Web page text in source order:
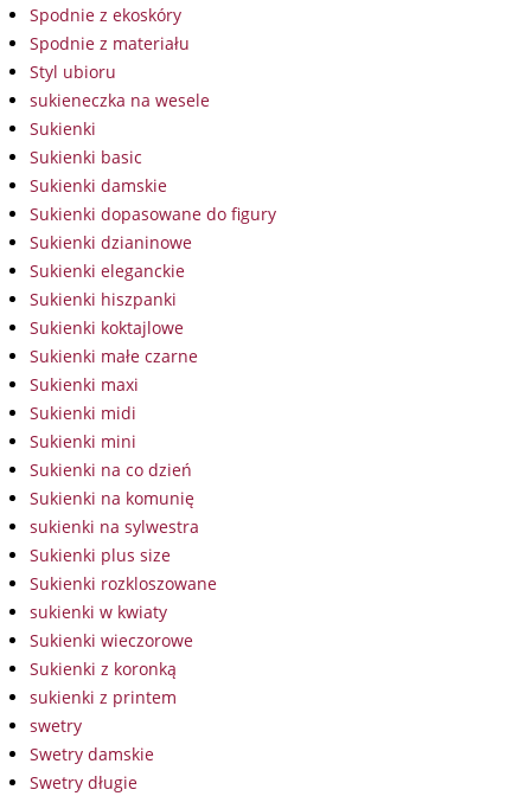
Spodnie z ekoskóry
Spodnie z materiału
Styl ubioru
sukieneczka na wesele
Sukienki
Sukienki basic
Sukienki damskie
Sukienki dopasowane do figury
Sukienki dzianinowe
Sukienki eleganckie
Sukienki hiszpanki
Sukienki koktajlowe
Sukienki małe czarne
Sukienki maxi
Sukienki midi
Sukienki mini
Sukienki na co dzień
Sukienki na komunię
sukienki na sylwestra
Sukienki plus size
Sukienki rozkloszowane
sukienki w kwiaty
Sukienki wieczorowe
Sukienki z koronką
sukienki z printem
swetry
Swetry damskie
Swetry długie